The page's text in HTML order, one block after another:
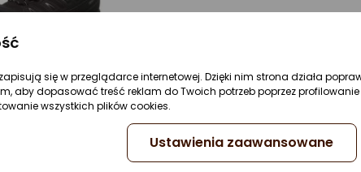
Buty trekkingowe męskie Karrimor
BUTY TREKKINGOWE MID 1018-BLK
się w przeglądarce internetowej. Dzięki nim strona działa
aby dopasować treść reklam do Twoich potrzeb poprzez
wszystkich plików cookies.
Ustawienia zaawansowane